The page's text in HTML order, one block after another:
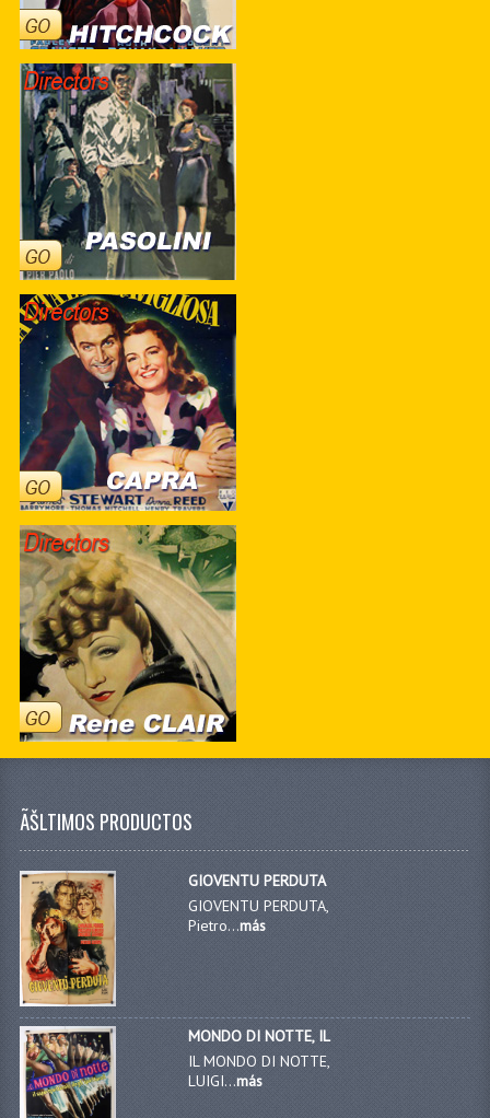
ÃŠLTIMOS PRODUCTOS
GIOVENTU PERDUTA
GIOVENTU PERDUTA,
Pietro...más
MONDO DI NOTTE, IL
IL MONDO DI NOTTE,
LUIGI...más